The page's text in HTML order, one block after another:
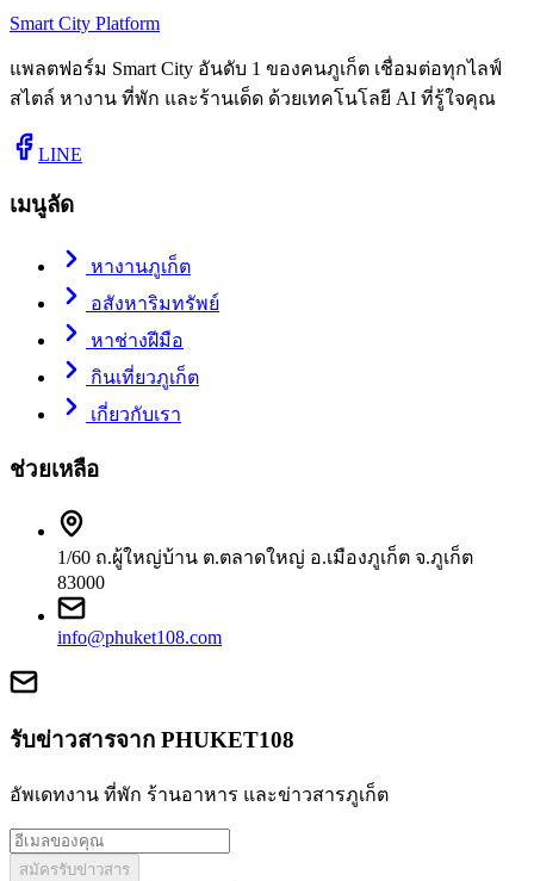
Smart City Platform
แพลตฟอร์ม Smart City อันดับ 1 ของคนภูเก็ต เชื่อมต่อทุกไลฟ์
สไตล์ หางาน ที่พัก และร้านเด็ด ด้วยเทคโนโลยี AI ที่รู้ใจคุณ
LINE
เมนูลัด
หางานภูเก็ต
อสังหาริมทรัพย์
หาช่างฝีมือ
กินเที่ยวภูเก็ต
เกี่ยวกับเรา
ช่วยเหลือ
1/60 ถ.ผู้ใหญ่บ้าน ต.ตลาดใหญ่ อ.เมืองภูเก็ต จ.ภูเก็ต
83000
info@phuket108.com
รับข่าวสารจาก PHUKET108
อัพเดทงาน ที่พัก ร้านอาหาร และข่าวสารภูเก็ต
สมัครรับข่าวสาร